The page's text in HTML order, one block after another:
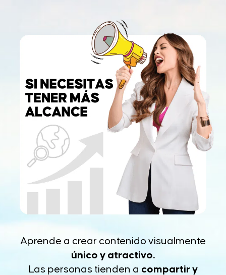
Aprende a crear contenido visualmente
único y atractivo.
Las personas tienden a compartir y